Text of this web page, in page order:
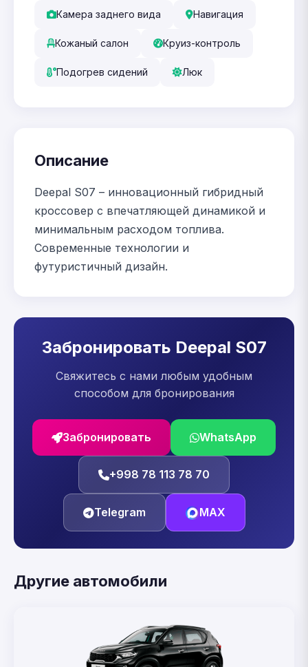
Камера заднего вида Навигация
Кожаный салон Круиз-контроль
Подогрев сидений Люк
Описание
Deepal S07 – инновационный гибридный
кроссовер с впечатляющей динамикой и
минимальным расходом топлива.
Современные технологии и
футуристичный дизайн.
Забронировать Deepal S07
Свяжитесь с нами любым удобным
способом для бронирования
Забронировать WhatsApp
+998 78 113 78 70
Telegram MAX
Другие автомобили